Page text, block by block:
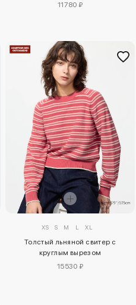
11780 ₽
XS S M L XL
Толстый льняной свитер с
круглым вырезом
15530 ₽